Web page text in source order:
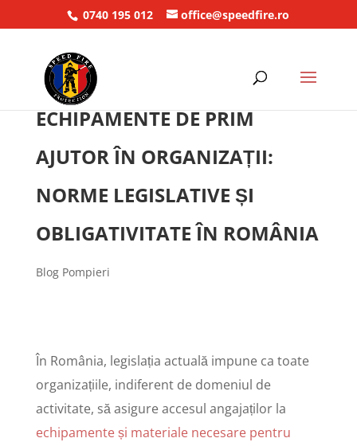
0740 195 012 office@speedfire.ro
ECHIPAMENTE DE PRIM
AJUTOR ÎN ORGANIZAȚII:
NORME LEGISLATIVE ȘI
OBLIGATIVITATE ÎN ROMÂNIA
Blog Pompieri
În România, legislația actuală impune ca toate
organizațiile, indiferent de domeniul de
activitate, să asigure accesul angajaților la
echipamente și materiale necesare pentru